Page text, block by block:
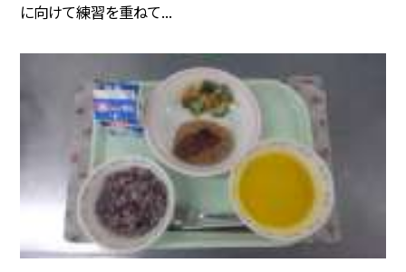
に向けて練習を重ねて...